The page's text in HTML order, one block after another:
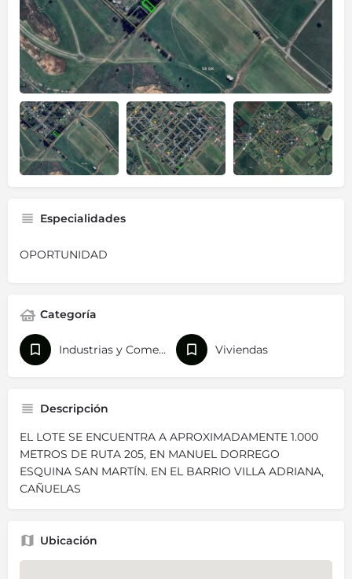
Especialidades
OPORTUNIDAD
Categoría
Industrias y Comercios Viviendas
Descripción
EL LOTE SE ENCUENTRA A APROXIMADAMENTE 1.000
METROS DE RUTA 205, EN MANUEL DORREGO
ESQUINA SAN MARTÍN. EN EL BARRIO VILLA ADRIANA,
CAÑUELAS
Ubicación